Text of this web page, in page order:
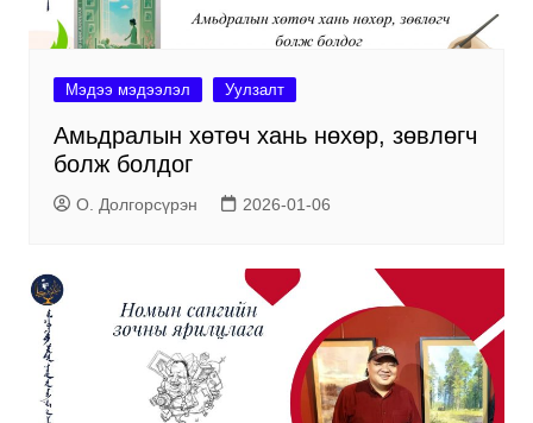
Мэдээ мэдээлэл Уулзалт
Амьдралын хөтөч хань нөхөр, зөвлөгч
болж болдог
О. Долгорсүрэн 2026-01-06